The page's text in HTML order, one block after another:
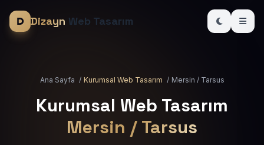
Dizayn Web Tasarım
Ana Sayfa / Kurumsal Web Tasarım / Mersin / Tarsus
Kurumsal Web Tasarım
Mersin / Tarsus